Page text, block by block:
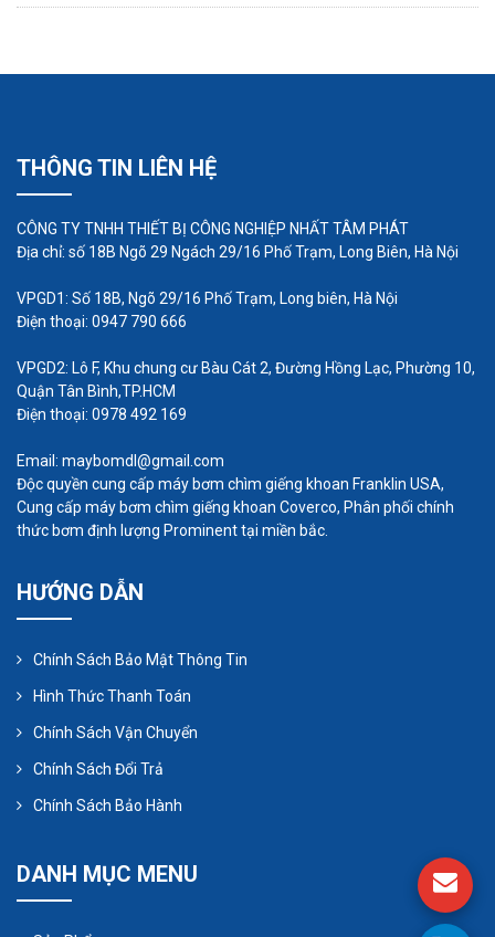
kế phù hợp được lắp bên trong stato.
Quá trình hoạt động của bơm bùn trục vít rất thú vị
và có thể được mô tả chi tiết như sau:
Bắt đầu bơm: Quá trình bơm bùn trục vít bắt đầu
khi chất lỏng ở đầu hút được hút vào buồng bơm.
Sự hút này xảy ra nhờ sự chênh lệch áp suất giữa
THÔNG TIN LIÊN HỆ
CÔNG TY TNHH THIẾT BỊ CÔNG NGHIỆP NHẤT TÂM PHÁT
Địa chỉ: số 18B Ngõ 29 Ngách 29/16 Phố Trạm, Long Biên, Hà Nội
VPGD1: Số 18B, Ngõ 29/16 Phố Trạm, Long biên, Hà Nội
Điện thoại: 0947 790 666
VPGD2: Lô F, Khu chung cư Bàu Cát 2, Đường Hồng Lạc, Phường 10,
Quận Tân Bình,TP.HCM
Điện thoại: 0978 492 169
Email: maybomdl@gmail.com
Độc quyền cung cấp máy bơm chìm giếng khoan Franklin USA,
Cung cấp máy bơm chìm giếng khoan Coverco, Phân phối chính
thức bơm định lượng Prominent tại miền bắc.
HƯỚNG DẪN
Chính Sách Bảo Mật Thông Tin
Hình Thức Thanh Toán
Chính Sách Vận Chuyển
Chính Sách Đổi Trả
Chính Sách Bảo Hành
DANH MỤC MENU